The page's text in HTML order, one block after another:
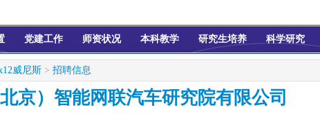
党建工作 师资状况 本科教学 研究生培养 科学研究
威尼斯 > 招聘信息
京）智能网联汽车研究院有限公司